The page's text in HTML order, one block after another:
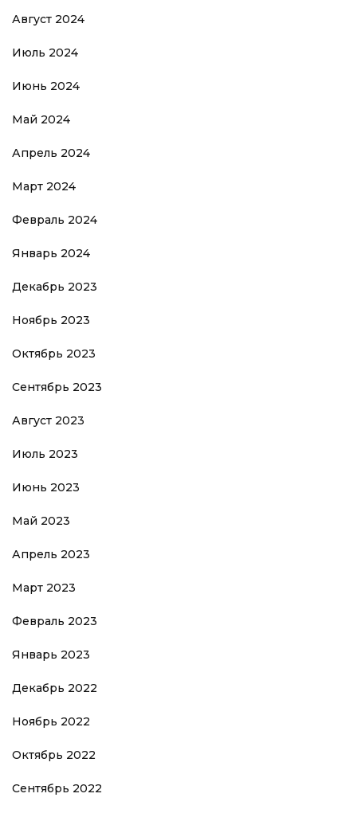
Август 2024
Июль 2024
Июнь 2024
Май 2024
Апрель 2024
Март 2024
Февраль 2024
Январь 2024
Декабрь 2023
Ноябрь 2023
Октябрь 2023
Сентябрь 2023
Август 2023
Июль 2023
Июнь 2023
Май 2023
Апрель 2023
Март 2023
Февраль 2023
Январь 2023
Декабрь 2022
Ноябрь 2022
Октябрь 2022
Сентябрь 2022